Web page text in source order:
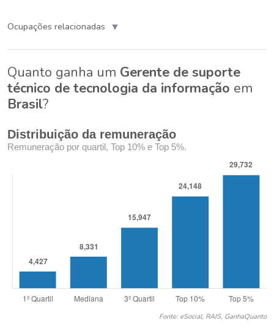
Ocupações relacionadas ▼
Quanto ganha um Gerente de suporte
técnico de tecnologia da informação em
Brasil?
Distribuição da remuneração
Remuneração por quartil, Top 10% e Top 5%.
Fonte: eSocial, RAIS, GanhaQuanto